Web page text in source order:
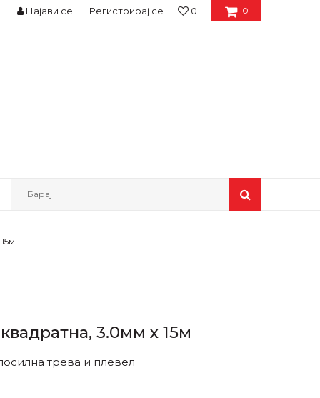
0
0
Најави се Регистрирај се
Барај
3.0мм x 15м
трева и плевел